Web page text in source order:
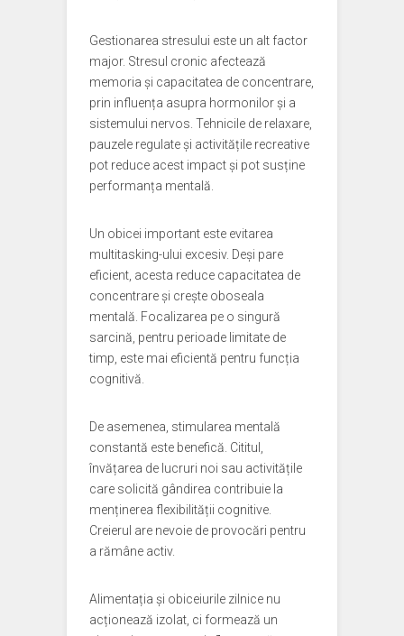
Gestionarea stresului este un alt factor
major. Stresul cronic afectează
memoria și capacitatea de concentrare,
prin influența asupra hormonilor și a
sistemului nervos. Tehnicile de relaxare,
pauzele regulate și activitățile recreative
pot reduce acest impact și pot susține
performanța mentală.
Un obicei important este evitarea
multitasking-ului excesiv. Deși pare
eficient, acesta reduce capacitatea de
concentrare și crește oboseala
mentală. Focalizarea pe o singură
sarcină, pentru perioade limitate de
timp, este mai eficientă pentru funcția
cognitivă.
De asemenea, stimularea mentală
constantă este benefică. Cititul,
învățarea de lucruri noi sau activitățile
care solicită gândirea contribuie la
menținerea flexibilității cognitive.
Creierul are nevoie de provocări pentru
a rămâne activ.
Alimentația și obiceiurile zilnice nu
acționează izolat, ci formează un